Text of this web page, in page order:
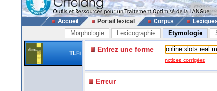
Accueil Portail lexical Corpus
Morphologie Lexicographie Etymologie
TLFi Entrez une forme
notices corrigées
Erreur